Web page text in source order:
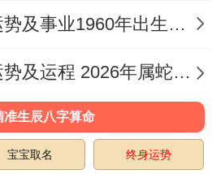
被海王星注入迷幻变量
周进行三次事实核对！
提出的"飞行模式约
字干扰可使亲密感浓度
属鼠男的2026年运势及事业1960年出生的命运 属鼠男的2026婚姻
2026年属蛇女的运势及运程 2026年属蛇女全年运势及运程
准生辰八字算命
宝宝取名 终身运势